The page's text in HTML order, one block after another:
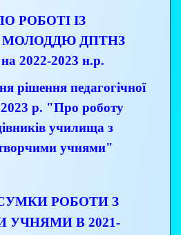
РОБОТІ ІЗ
ДПТНЗ
2022-2023 н.р.
рішення педагогічної
р. "Про роботу
училища з
учнями"
РОБОТИ З
В 2021-